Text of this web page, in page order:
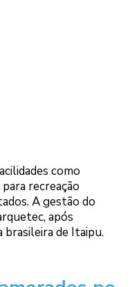
como
recreação
A gestão do
após
brasileira de Itaipu.